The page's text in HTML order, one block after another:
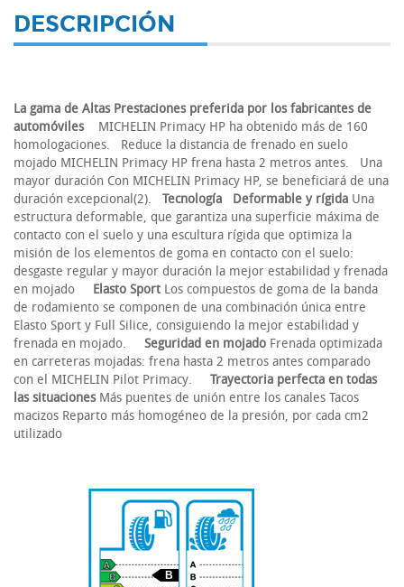
DESCRIPCIÓN
La gama de Altas Prestaciones preferida por los fabricantes de
automóviles
MICHELIN Primacy HP ha obtenido más de 160
homologaciones. Reduce la distancia de frenado en suelo
mojado MICHELIN Primacy HP frena hasta 2 metros antes. Una
mayor duración Con MICHELIN Primacy HP, se beneficiará de una
duración excepcional(2). Tecnología Deformable y rígida Una
estructura deformable, que garantiza una superficie máxima de
contacto con el suelo y una escultura rígida que optimiza la
misión de los elementos de goma en contacto con el suelo:
desgaste regular y mayor duración la mejor estabilidad y frenada
en mojado Elasto Sport Los compuestos de goma de la banda
de rodamiento se componen de una combinación única entre
Elasto Sport y Full Silice, consiguiendo la mejor estabilidad y
frenada en mojado. Seguridad en mojado Frenada optimizada
en carreteras mojadas: frena hasta 2 metros antes comparado
con el MICHELIN Pilot Primacy. Trayectoria perfecta en todas
las situacionesMás puentes de unión entre los canales Tacos
macizos Reparto más homogéneo de la presión, por cada cm2
utilizado
B